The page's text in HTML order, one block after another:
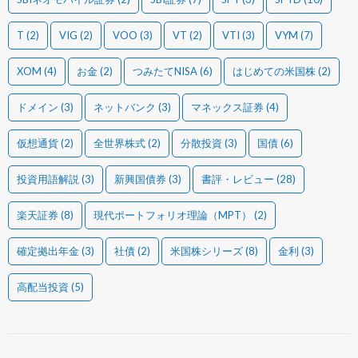
T (2) VIG (2) VOO (3) VT (2) VTI (3) VYM (7)
XOM (4) お金(2) つみたてNISA(6) はじめての米国株(2)
ドメイン (3) ネットバンク (3) マネックス証券(4)
仮想通貨(2) 全世界株式(2) 分散投資 (3) 国債(6)
投資用語解説(3) 新興国債券(3) 書評・レビュー (28)
楽天証券(8) 現代ポートフォリオ理論（MPT） (2)
確定拠出年金(3) 社債(2) 米国株シリーズ(8) 金利 (3)
高配当投資 (5)